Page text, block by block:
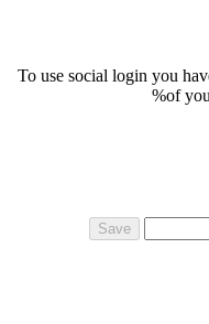
To use social login you
of